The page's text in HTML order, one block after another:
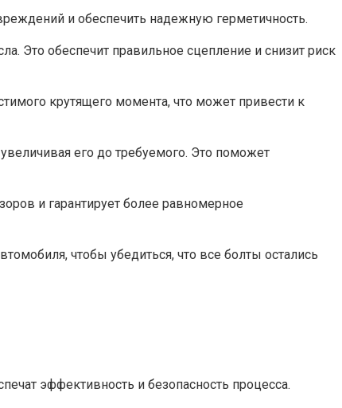
и обеспечить надежную герметичность.
Это обеспечит правильное сцепление и снизит риск
крутящего момента, что может привести к
его до требуемого. Это поможет
и гарантирует более равномерное
чтобы убедиться, что все болты остались
эффективность и безопасность процесса.